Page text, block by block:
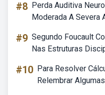
#8 Perda Auditiva
Moderada A Severa
#9 Segundo Foucault
Nas Estruturas
#10 Para Resolver
Relembrar